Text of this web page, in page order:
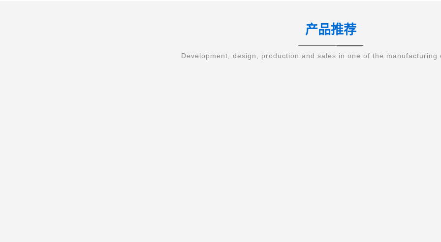
产品推荐
Development, design, production and sales in one of the manufacturing